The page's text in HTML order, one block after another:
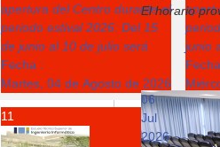
apertura del Centro durante el
periodo estival 2026: Del 15
de junio al 10 de julio será
Fecha :
Martes, 04 de Agosto de 2026
junio
11 12
El horario
06
Jul
2026